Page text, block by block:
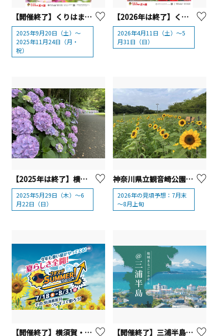
【開催終了】くりはま花の国「コスモスまつり」
2025年9月20日（土）～
2025年11月24日（月・
祝）
【2026年は終了】くりはま花の国 「ポピー・ネモフィラまつり」2026【横須賀市】
2026年4月11日（土）～5
月31日（日）
【2025年は終了】横須賀美術館 アジサイ割
2025年5月29日（木）～6
月22日（日）
神奈川県立観音崎公園「ひまわり」【横須賀市】
2026年の見頃予想：7月末
～8月上旬
【開催終了】横須賀・ソレイユの丘「ブチアゲSUMMER！2025 SOLEIL」 【開催終了】三浦半島の魅力に触れる！地域まるごとホテル 出張フェア